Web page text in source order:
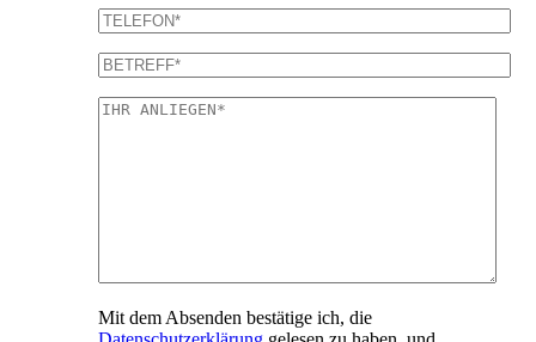
Mit dem Absenden bestätige ich, die